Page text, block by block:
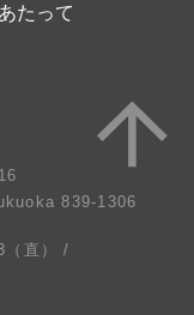
たって
839-1306
（直） /